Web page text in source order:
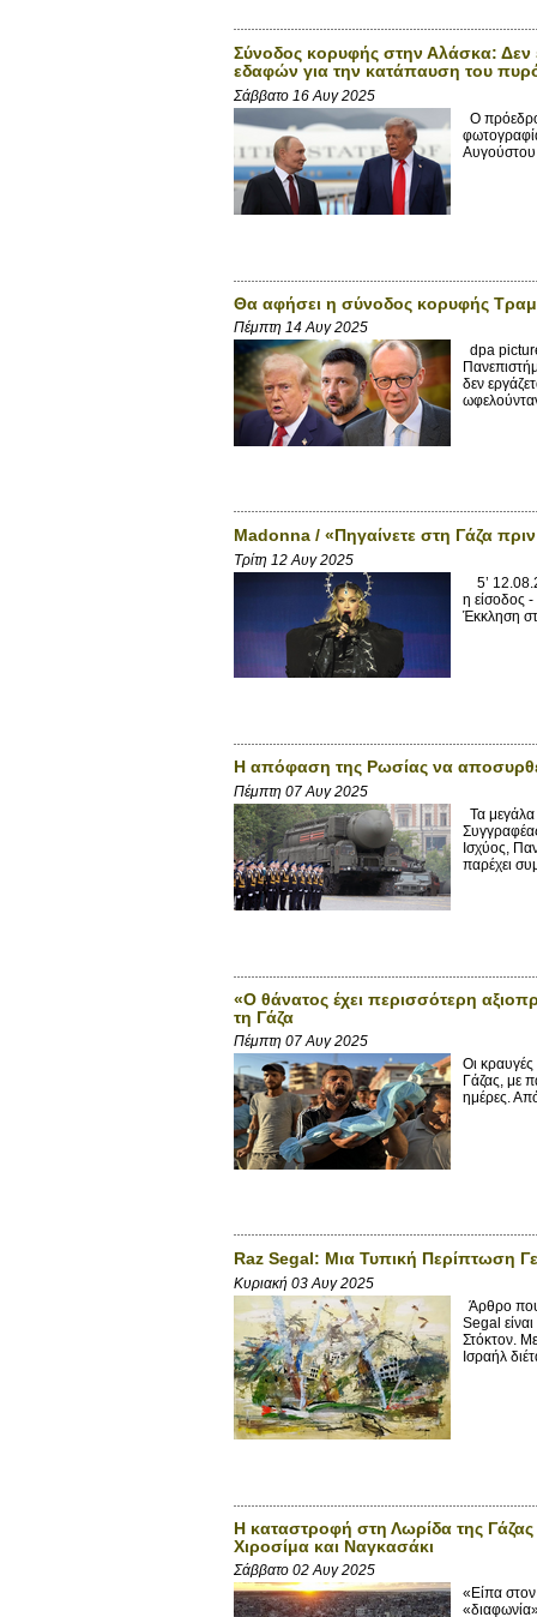
Σύνοδος κορυφής στην Αλάσκα:
εδαφών για την κατάπαυση του
Σάββατο 16 Αυγ 2025
Ο
Θα αφήσει η σύνοδος κορυφής
Πέμπτη 14 Αυγ 2025
dpa
δεν
Madonna / «Πηγαίνετε στη Γάζα
Τρίτη 12 Αυγ 2025
5’
η είσοδος
Έκκληση
Η απόφαση της Ρωσίας να
Πέμπτη 07 Αυγ 2025
Τα
Ισχύος,
παρέχει
«Ο θάνατος έχει περισσότερη
τη Γάζα
Πέμπτη 07 Αυγ 2025
Οι
Γάζας, με
ημέρες.
Raz Segal: Μια Τυπική Περίπτωση
Κυριακή 03 Αυγ 2025
Άρθρο
Segal
Στόκτον.
Ισραήλ
Η καταστροφή στη Λωρίδα της
Χιροσίμα και Ναγκασάκι
Σάββατο 02 Αυγ 2025
«Είπα